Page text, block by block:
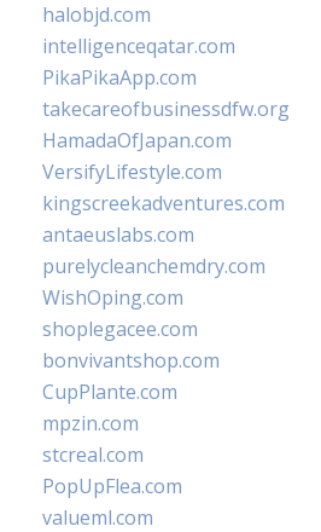
halobjd.com
intelligenceqatar.com
PikaPikaApp.com
takecareofbusinessdfw.org
HamadaOfJapan.com
VersifyLifestyle.com
kingscreekadventures.com
antaeuslabs.com
purelycleanchemdry.com
WishOping.com
shoplegacee.com
bonvivantshop.com
CupPlante.com
mpzin.com
stcreal.com
PopUpFlea.com
valueml.com